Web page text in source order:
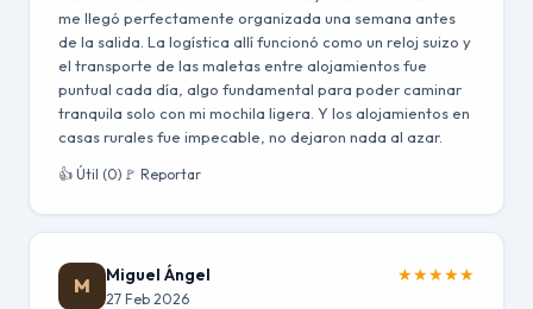
me llegó perfectamente organizada una semana antes
de la salida. La logística allí funcionó como un reloj suizo y
el transporte de las maletas entre alojamientos fue
puntual cada día, algo fundamental para poder caminar
tranquila solo con mi mochila ligera. Y los alojamientos en
casas rurales fue impecable, no dejaron nada al azar.
👍 Útil (0) 🚩 Reportar
M Miguel Ángel
27 Feb 2026
★★★★★